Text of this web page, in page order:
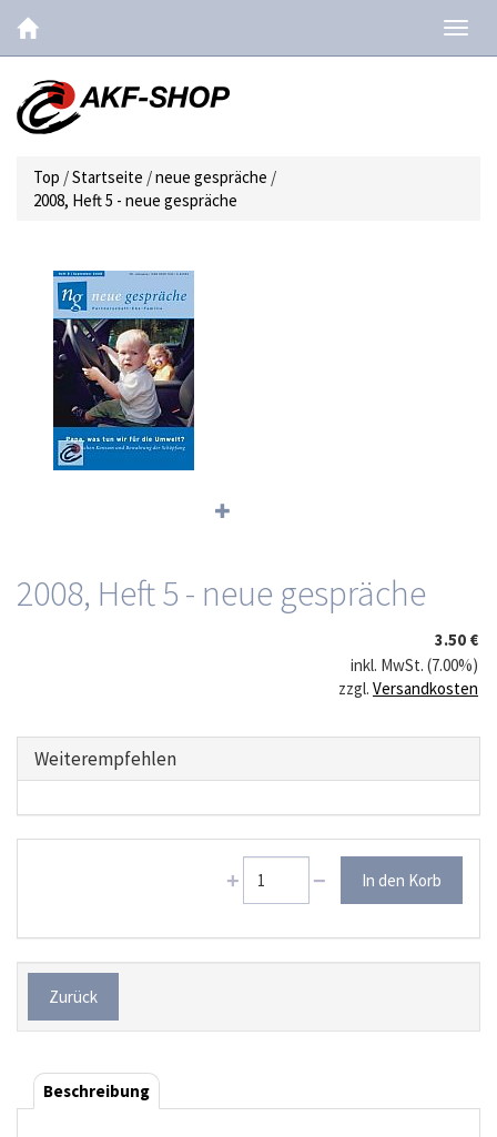
ein-/
Top /Startseite /neue gespräche /
2008, Heft 5 - neue gespräche
2008, Heft 5 - neue gespräche
3.50 €
inkl. MwSt. (7.00%)
zzgl. Versandkosten
Weiterempfehlen
Zurück
Beschreibung